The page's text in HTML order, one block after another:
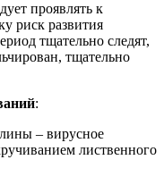
проявлять к
риск развития
тщательно следят,
тщательно
:
– вирусное
лиственного